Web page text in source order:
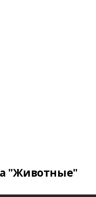
"Животные"